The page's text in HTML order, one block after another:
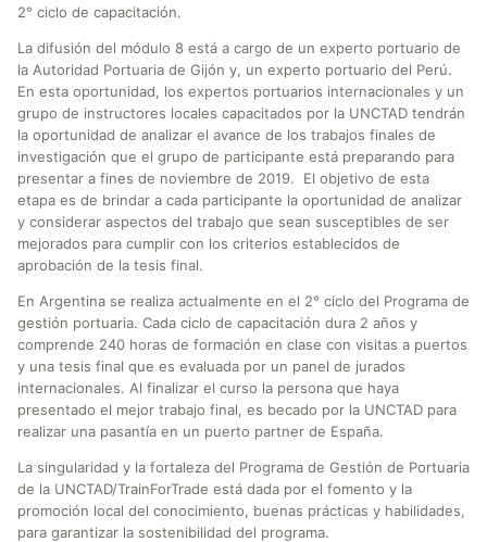
2° ciclo de capacitación.
La difusión del módulo 8 está a cargo de un experto portuario de
la Autoridad Portuaria de Gijón y, un experto portuario del Perú.
En esta oportunidad, los expertos portuarios internacionales y un
grupo de instructores locales capacitados por la UNCTAD tendrán
la oportunidad de analizar el avance de los trabajos finales de
investigación que el grupo de participante está preparando para
presentar a fines de noviembre de 2019. El objetivo de esta
etapa es de brindar a cada participante la oportunidad de analizar
y considerar aspectos del trabajo que sean susceptibles de ser
mejorados para cumplir con los criterios establecidos de
aprobación de la tesis final.
En Argentina se realiza actualmente en el 2° ciclo del Programa de
gestión portuaria. Cada ciclo de capacitación dura 2 años y
comprende 240 horas de formación en clase con visitas a puertos
y una tesis final que es evaluada por un panel de jurados
internacionales. Al finalizar el curso la persona que haya
presentado el mejor trabajo final, es becado por la UNCTAD para
realizar una pasantía en un puerto partner de España.
La singularidad y la fortaleza del Programa de Gestión de Portuaria
de la UNCTAD/TrainForTrade está dada por el fomento y la
promoción local del conocimiento, buenas prácticas y habilidades,
para garantizar la sostenibilidad del programa.